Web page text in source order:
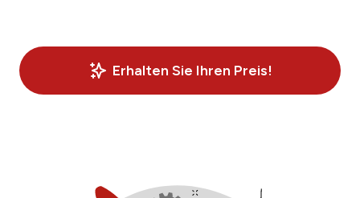
Erhalten Sie Ihren Preis!